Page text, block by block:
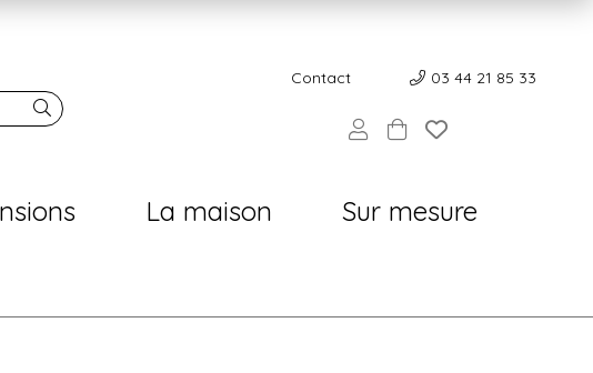
Contact
03 44 21 85 33
La maison
Sur mesure
Contact